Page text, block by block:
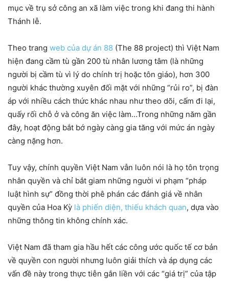
mục về trụ sở công an xã làm việc trong khi đang thi hành
Thánh lễ.
Theo trang web của dự án 88 (The 88 project) thì Việt Nam
hiện đang cầm tù gần 200 tù nhân lương tâm (là những
người bị cầm tù vì lý do chính trị hoặc tôn giáo), hơn 300
người khác thường xuyên đối mặt với những “rủi ro”, bị đàn
áp với nhiều cách thức khác nhau như theo dõi, cấm đi lại,
quấy rối chỗ ở và công ăn việc làm…Trong những năm gần
đây, hoạt động bắt bớ ngày càng gia tăng với mức án ngày
càng nặng hơn.
Tuy vậy, chính quyền Việt Nam vẫn luôn nói là họ tôn trọng
nhân quyền và chỉ bắt giam những người vi phạm “pháp
luật hình sự” đồng thời phê phán các đánh giá về nhân
quyền của Hoa Kỳ là phiến diện, thiếu khách quan, dựa vào
những thông tin không chính xác.
Việt Nam đã tham gia hầu hết các công ước quốc tế cơ bản
về quyền con người nhưng luôn giải thích và áp dụng các
vấn đề này trong thực tiễn gắn liền với các “giá trị” của tập